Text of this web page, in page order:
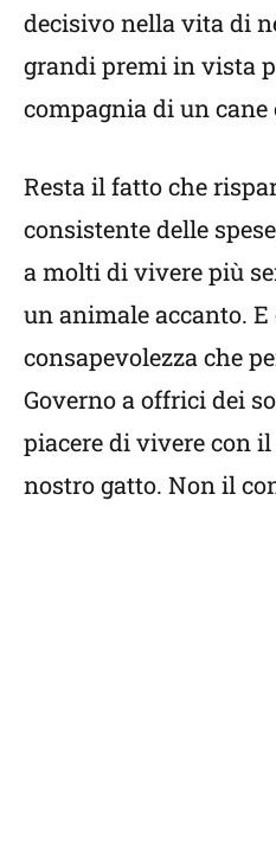
decisivo nella vita di
grandi premi in vista
compagnia di un cane
Resta il fatto che
consistente delle
a molti di vivere più
un animale accanto.
consapevolezza che
Governo a offrici dei
piacere di vivere con
nostro gatto. Non il